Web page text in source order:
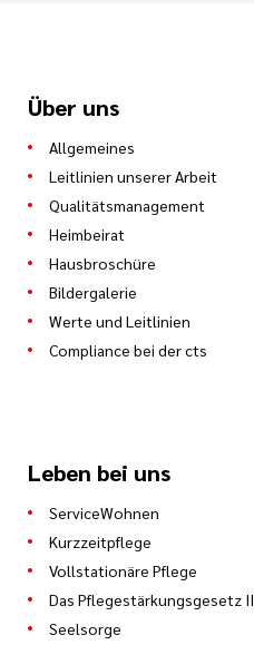
Über uns
Allgemeines
Leitlinien unserer Arbeit
Qualitätsmanagement
Heimbeirat
Hausbroschüre
Bildergalerie
Werte und Leitlinien
Compliance bei der cts
Leben bei uns
ServiceWohnen
Kurzzeitpflege
Vollstationäre Pflege
Das Pflegestärkungsgesetz II
Seelsorge